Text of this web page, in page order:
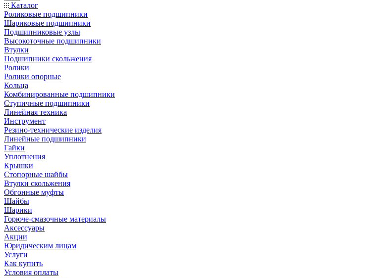
Каталог
Роликовые подшипники
Шариковые подшипники
Подшипниковые узлы
Высокоточные подшипники
Втулки
Подшипники скольжения
Ролики
Ролики опорные
Кольца
Комбинированные подшипники
Ступичные подшипники
Линейная техника
Инструмент
Резино-технические изделия
Линейные подшипники
Гайки
Уплотнения
Крышки
Стопорные шайбы
Втулки скольжения
Обгонные муфты
Шайбы
Шарики
Горюче-смазочные материалы
Аксессуары
Акции
Юридическим лицам
Услуги
Как купить
Условия оплаты